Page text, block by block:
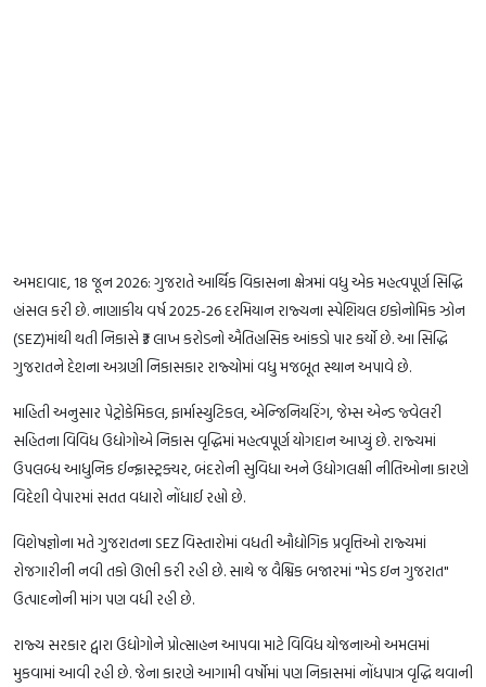
અમદાવાદ, 18 જૂન 2026: ગુજરાતે આર્થિક વિકાસના ક્ષેત્રમાં વધુ એક મહત્વપૂર્ણ સિદ્ધિ
હાંસલ કરી છે. નાણાકીય વર્ષ 2025-26 દરમિયાન રાજ્યના સ્પેશિયલ ઇકોનોમિક ઝોન
(SEZ)માંથી થતી નિકાસે ₹3 લાખ કરોડનો ઐતિહાસિક આંકડો પાર કર્યો છે. આ સિદ્ધિ
ગુજરાતને દેશના અગ્રણી નિકાસકાર રાજ્યોમાં વધુ મજબૂત સ્થાન અપાવે છે.
માહિતી અનુસાર પેટ્રોકેમિકલ, ફાર્માસ્યુટિકલ, એન્જિનિયરિંગ, જેમ્સ એન્ડ જ્વેલરી
સહિતના વિવિધ ઉદ્યોગોએ નિકાસ વૃદ્ધિમાં મહત્વપૂર્ણ યોગદાન આપ્યું છે. રાજ્યમાં
ઉપલબ્ધ આધુનિક ઈન્ફ્રાસ્ટ્રક્ચર, બંદરોની સુવિધા અને ઉદ્યોગલક્ષી નીતિઓના કારણે
વિદેશી વેપારમાં સતત વધારો નોંધાઈ રહ્યો છે.
વિશેષજ્ઞોના મતે ગુજરાતના SEZ વિસ્તારોમાં વધતી ઔદ્યોગિક પ્રવૃત્તિઓ રાજ્યમાં
રોજગારીની નવી તકો ઊભી કરી રહી છે. સાથે જ વૈશ્વિક બજારમાં "મેડ ઇન ગુજરાત"
ઉત્પાદનોની માંગ પણ વધી રહી છે.
રાજ્ય સરકાર દ્વારા ઉદ્યોગોને પ્રોત્સાહન આપવા માટે વિવિધ યોજનાઓ અમલમાં
મુકવામાં આવી રહી છે. જેના કારણે આગામી વર્ષોમાં પણ નિકાસમાં નોંધપાત્ર વૃદ્ધિ થવાની